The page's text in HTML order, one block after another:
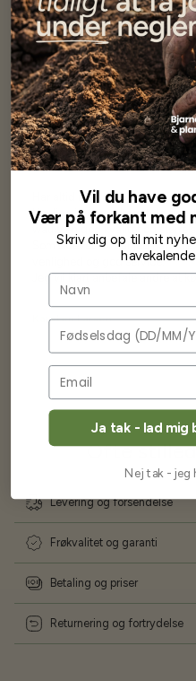
Se mere af Alle produkter
Vores
Har altid kun mødt god
Har lige i går modtaget de
wauw en god kvalitet og
Som skrevet før når jeg har
venlighed og god service.
Jeg vil klart anbefale andre at
Karsten Larsen
Ofte
Levering og forsendelse
Frøkvalitet og garanti
Betaling og priser
Returnering og fortrydelse
Vil du have
Vær på forkant med
Skriv dig op til mit
Navn
Fødselsdag
Ja tak - lad mig
Nej tak - jeg